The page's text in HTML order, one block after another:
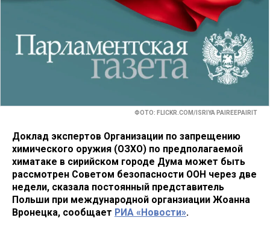
ФОТО: FLICKR.COM/ISRIYA PAIREEPAIRIT
Доклад экспертов Организации по запрещению
химического оружия (ОЗХО) по предполагаемой
химатаке в сирийском городе Дума может быть
рассмотрен Советом безопасности ООН через две
недели, сказала постоянный представитель
Польши при международной органзиации Жоанна
Вронецка, сообщает РИА «Новости».